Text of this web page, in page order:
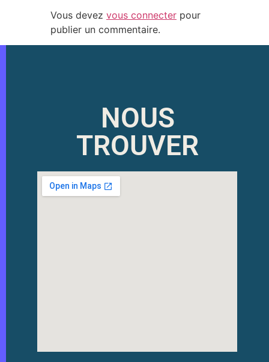
Vous devez vous connecter pour
publier un commentaire.
NOUS
TROUVER